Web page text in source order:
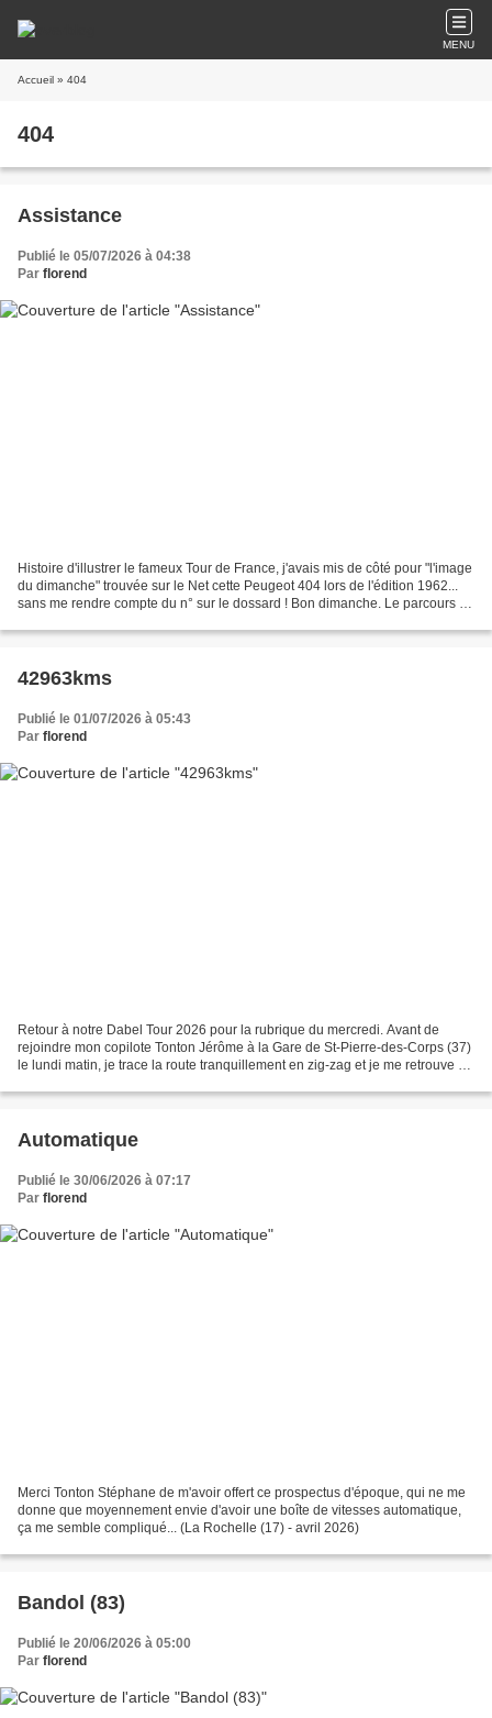
MENU
Accueil » 404
404
Assistance
Publié le 05/07/2026 à 04:38
Par florend
Histoire d'illustrer le fameux Tour de France, j'avais mis de côté pour "l'image
du dimanche" trouvée sur le Net cette Peugeot 404 lors de l'édition 1962...
sans me rendre compte du n° sur le dossard ! Bon dimanche. Le parcours du
42963kms
Publié le 01/07/2026 à 05:43
Par florend
Retour à notre Dabel Tour 2026 pour la rubrique du mercredi. Avant de
rejoindre mon copilote Tonton Jérôme à la Gare de St-Pierre-des-Corps (37)
le lundi matin, je trace la route tranquillement en zig-zag et je me retrouve à
Automatique
Publié le 30/06/2026 à 07:17
Par florend
Merci Tonton Stéphane de m'avoir offert ce prospectus d'époque, qui ne me
donne que moyennement envie d'avoir une boîte de vitesses automatique,
ça me semble compliqué... (La Rochelle (17) - avril 2026)
Bandol (83)
Publié le 20/06/2026 à 05:00
Par florend